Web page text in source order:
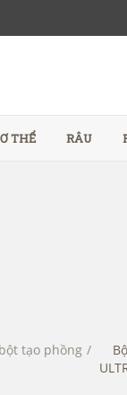
THỂ RÂU
bột tạo phồng /